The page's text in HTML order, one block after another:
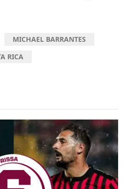
MICHAEL BARRANTES
RICA